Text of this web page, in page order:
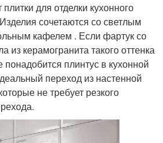
для отделки кухонного
сочетаются со светлым
кафелем . Если фартук со
из керамогранита такого оттенка
понадобится плинтус в кухонной
переход из настенной
не требует резкого